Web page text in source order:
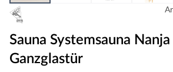
Sauna Systemsauna
Ganzglastür